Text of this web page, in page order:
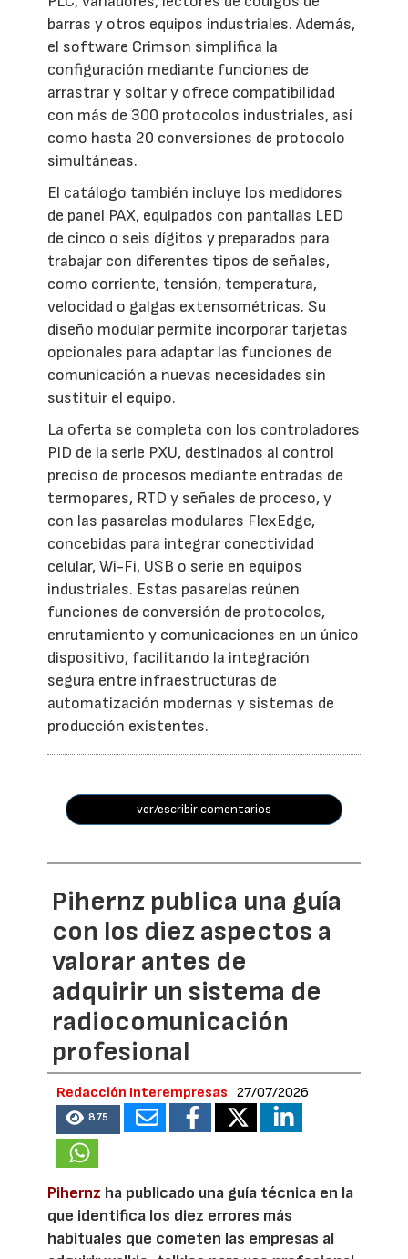
barras y otros equipos industriales. Además,
el software Crimson simplifica la
configuración mediante funciones de
arrastrar y soltar y ofrece compatibilidad
con más de 300 protocolos industriales, así
como hasta 20 conversiones de protocolo
simultáneas.
El catálogo también incluye los medidores
de panel PAX, equipados con pantallas LED
de cinco o seis dígitos y preparados para
trabajar con diferentes tipos de señales,
como corriente, tensión, temperatura,
velocidad o galgas extensométricas. Su
diseño modular permite incorporar tarjetas
opcionales para adaptar las funciones de
comunicación a nuevas necesidades sin
sustituir el equipo.
La oferta se completa con los controladores
PID de la serie PXU, destinados al control
preciso de procesos mediante entradas de
termopares, RTD y señales de proceso, y
con las pasarelas modulares FlexEdge,
concebidas para integrar conectividad
celular, Wi-Fi, USB o serie en equipos
industriales. Estas pasarelas reúnen
funciones de conversión de protocolos,
enrutamiento y comunicaciones en un único
dispositivo, facilitando la integración
segura entre infraestructuras de
automatización modernas y sistemas de
producción existentes.
ver/escribir comentarios
Pihernz publica una guía
con los diez aspectos a
valorar antes de
adquirir un sistema de
radiocomunicación
profesional
Redacción Interempresas 27/07/2026
875
Pihernz ha publicado una guía técnica en la
que identifica los diez errores más
habituales que cometen las empresas al